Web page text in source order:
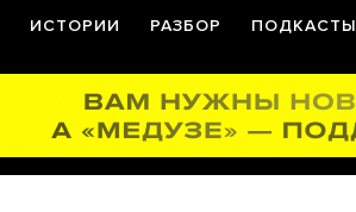
ИСТОРИИ РАЗБОР ПОДКАСТЫ